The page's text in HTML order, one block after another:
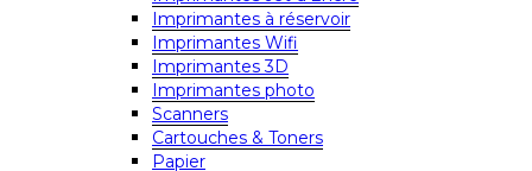
Imprimantes à réservoir
Imprimantes Wifi
Imprimantes 3D
Imprimantes photo
Scanners
Cartouches & Toners
Papier